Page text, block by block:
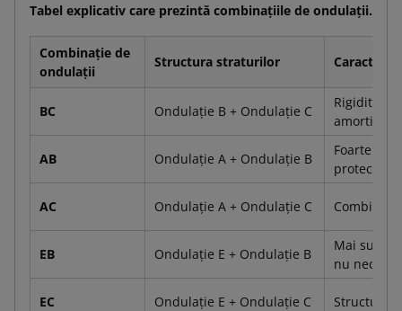
Tabel explicativ care prezintă combinațiile de ondulații.
Combinație de
ondulații
Structura straturilor
BC Ondulație B + Ondulație C
Rigiditate
amortizare.
AB Ondulație A + Ondulație B
Foarte
protecție.
AC Ondulație A + Ondulație C
EB Ondulație E + Ondulație B
Mai
nu
EC Ondulație E + Ondulație C Structură